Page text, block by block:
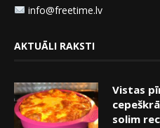
info@freetime.lv
AKTUĀLI RAKSTI
Vistas
solim